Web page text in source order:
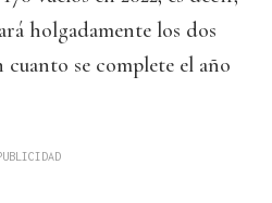
holgadamente los dos
cuanto se complete el año